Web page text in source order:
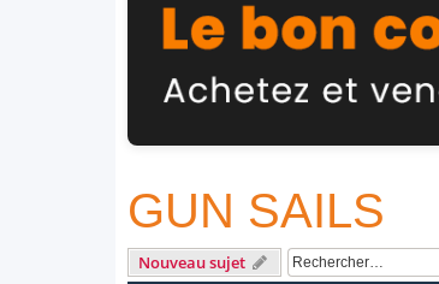
GUN SAILS
Nouveau sujet